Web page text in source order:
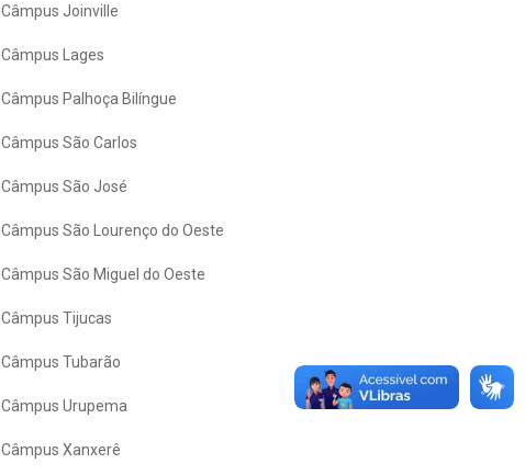
Câmpus Joinville
Câmpus Lages
Câmpus Palhoça Bilíngue
Câmpus São Carlos
Câmpus São José
Câmpus São Lourenço do Oeste
Câmpus São Miguel do Oeste
Câmpus Tijucas
Câmpus Tubarão
Câmpus Urupema
Câmpus Xanxerê